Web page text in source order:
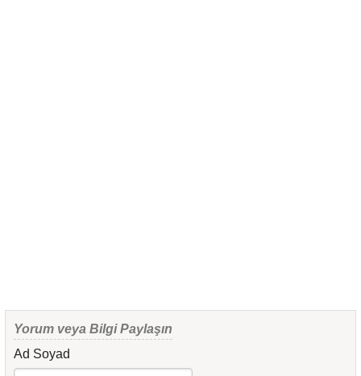
Yorum veya Bilgi Paylaşın
Ad Soyad